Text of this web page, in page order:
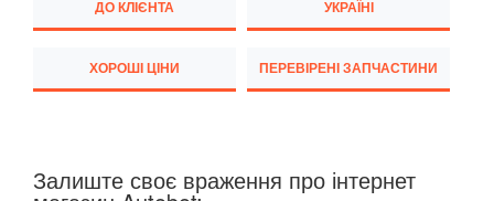
MASERATI
MAZDA keyboard_arrow_down
ДО КЛІЄНТА
УКРАЇНІ
ХОРОШІ ЦІНИ ПЕРЕВІРЕНІ ЗАПЧАСТИНИ
Залиште своє враження про інтернет